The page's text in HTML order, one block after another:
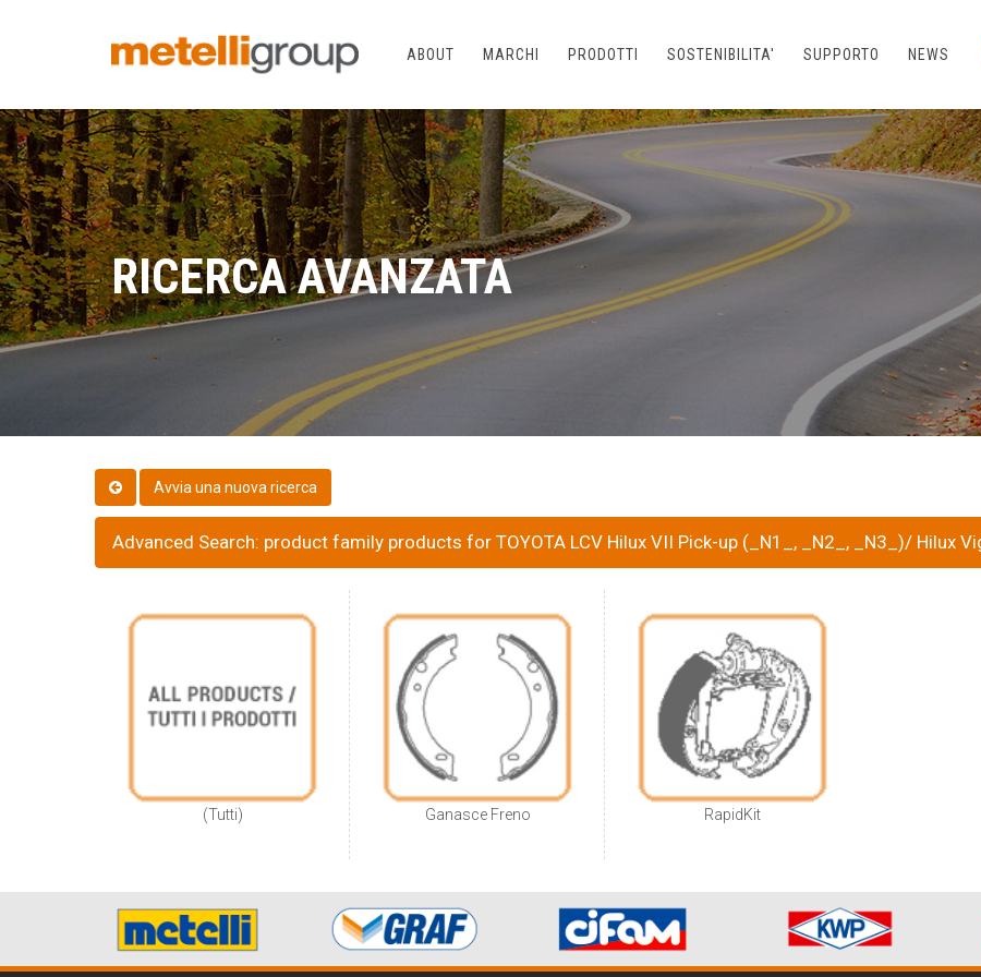
ABOUT MARCHI PRODOTTI SOSTENIBILITA' SUPPORTO NEWS
RICERCA AVANZATA
Advanced Search: product family products for TOYOTA LCV Hilux VII Pick-up (_N1_, _N2_, _N3_)/ Hilux
(Tutti) Ganasce Freno RapidKit